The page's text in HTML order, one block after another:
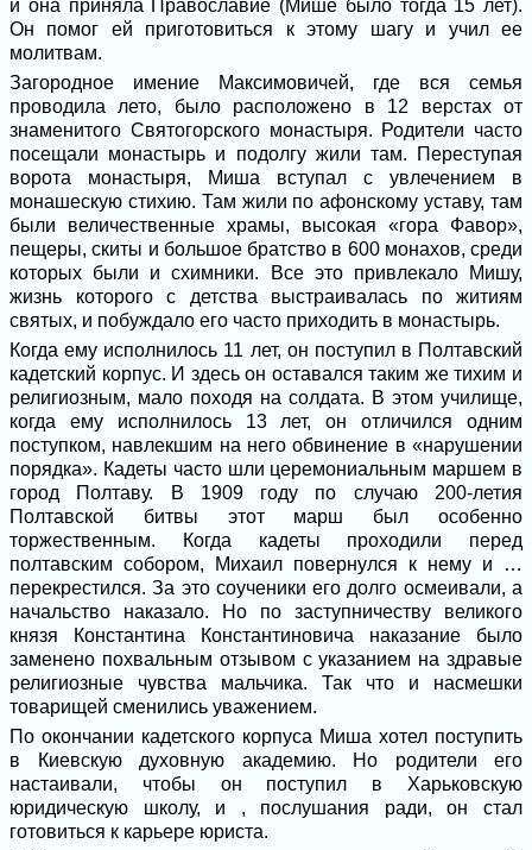
и она приняла Православие (Мише было тогда 15 лет).
Он помог ей приготовиться к этому шагу и учил ее
молитвам.
Загородное имение Максимовичей, где вся семья
проводила лето, было расположено в 12 верстах от
знаменитого Святогорского монастыря. Родители часто
посещали монастырь и подолгу жили там. Переступая
ворота монастыря, Миша вступал с увлечением в
монашескую стихию. Там жили по афонскому уставу, там
были величественные храмы, высокая «гора Фавор»,
пещеры, скиты и большое братство в 600 монахов, среди
которых были и схимники. Все это привлекало Мишу,
жизнь которого с детства выстраивалась по житиям
святых, и побуждало его часто приходить в монастырь.
Когда ему исполнилось 11 лет, он поступил в Полтавский
кадетский корпус. И здесь он оставался таким же тихим и
религиозным, мало походя на солдата. В этом училище,
когда ему исполнилось 13 лет, он отличился одним
поступком, навлекшим на него обвинение в «нарушении
порядка». Кадеты часто шли церемониальным маршем в
город Полтаву. В 1909 году по случаю 200-летия
Полтавской битвы этот марш был особенно
торжественным. Когда кадеты проходили перед
полтавским собором, Михаил повернулся к нему и …
перекрестился. За это соученики его долго осмеивали, а
начальство наказало. Но по заступничеству великого
князя Константина Константиновича наказание было
заменено похвальным отзывом с указанием на здравые
религиозные чувства мальчика. Так что и насмешки
товарищей сменились уважением.
По окончании кадетского корпуса Миша хотел поступить
в Киевскую духовную академию. Но родители его
настаивали, чтобы он поступил в Харьковскую
юридическую школу, и , послушания ради, он стал
готовиться к карьере юриста.